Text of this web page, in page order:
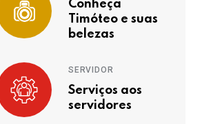
Conheça
Timóteo e suas
belezas
SERVIDOR
Serviços aos
servidores